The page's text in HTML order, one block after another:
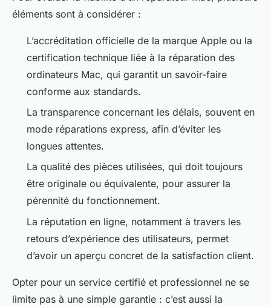
éléments sont à considérer :
L’accréditation officielle de la marque Apple ou la
certification technique liée à la réparation des
ordinateurs Mac, qui garantit un savoir-faire
conforme aux standards.
La transparence concernant les délais, souvent en
mode réparations express, afin d’éviter les
longues attentes.
La qualité des pièces utilisées, qui doit toujours
être originale ou équivalente, pour assurer la
pérennité du fonctionnement.
La réputation en ligne, notamment à travers les
retours d’expérience des utilisateurs, permet
d’avoir un aperçu concret de la satisfaction client.
Opter pour un service certifié et professionnel ne se
limite pas à une simple garantie : c’est aussi la